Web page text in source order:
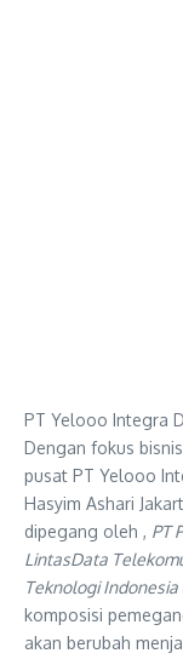
PT Yelooo Integra
Dengan fokus
pusat PT Yelooo
Hasyim Ashari
dipegang oleh , PT
LintasData
Teknologi Indonesia
komposisi
akan berubah